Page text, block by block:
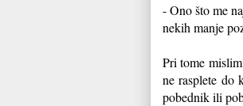
- Ono što me
nekih manje
Pri tome
ne rasplete do
pobednik ili